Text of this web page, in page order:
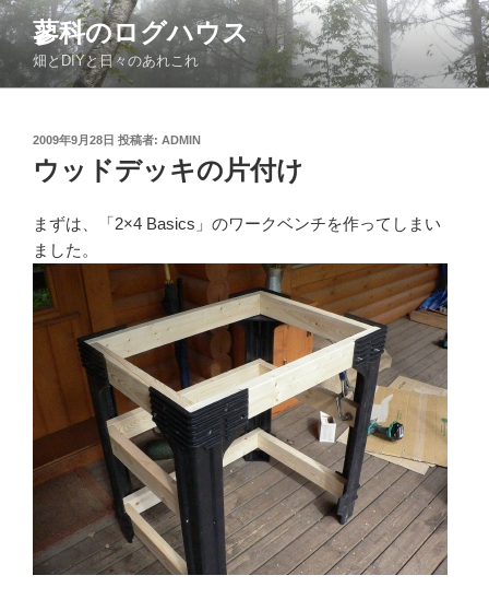
コ
ン
テ
ン
蓼科のログハウス
畑とDIYと日々のあれこれ
投
日:
2009年9月28日 投稿者: ADMIN
ウッドデッキの片付け
まずは、「2×4 Basics」のワークベンチを作ってしまい
ました。